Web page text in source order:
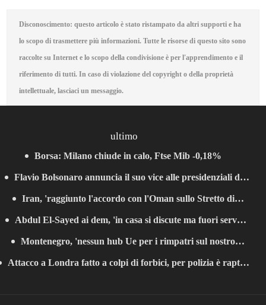
Disconoscimento: questo articolo è stato ristampato da altri supporti e ha
lo scopo di trasmettere più informazioni. Tutte le risorse di questo sito sono
raccolte su Internet e lo scopo della condivisione è per l'apprendimento e il
riferimento di tutti. In caso di violazione del copyright o della proprietà
intellettuale, lasciaci un messaggio.
ultimo
Borsa: Milano chiude in calo, Ftse Mib -0,18%
Flavio Bolsonaro annuncia il suo vice alle presidenziali di
ottobre
Iran, 'raggiunto l'accordo con l'Oman sullo Stretto di
Hormuz'
Abdul El-Sayed ai dem, 'in casa si discute ma fuori serve
unità'
Montenegro, 'nessun hub Ue per i rimpatri sul nostro
territorio'
Attacco a Londra fatto a colpi di forbici, per polizia è raptus